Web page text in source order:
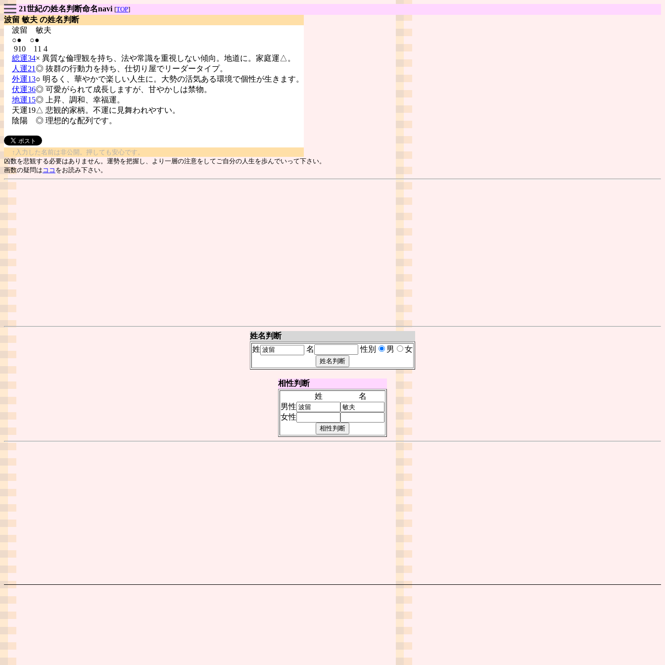
21世紀の姓名判断命名navi [TOP]
波留 敏夫 の姓名判断
波留 敏夫
○● ○●
910 11 4
総運34× 異質な倫理観を持ち、法や常識を重視しない傾向。地道に。家庭運△。
人運21◎ 抜群の行動力を持ち、仕切り屋でリーダータイプ。
外運13○ 明るく、華やかで楽しい人生に。大勢の活気ある環境で個性が生きます。
伏運36◎ 可愛がられて成長しますが、甘やかしは禁物。
地運15◎ 上昇、調和、幸福運。
天運19△ 悲観的家柄。不運に見舞われやすい。
陰陽 ◎ 理想的な配列です。
↑入力した名前は非公開。押しても安心です。
凶数を悲観する必要はありません。運勢を把握し、より一層の注意をしてご自分の人生を歩んでいって下さい。
画数の疑問は ココ をお読み下さい。
姓名判断
姓
名 性別 男 女
相性判断
姓
名
男性
女性